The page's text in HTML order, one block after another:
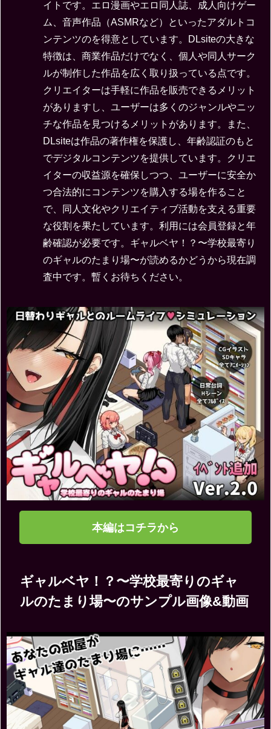
イトです。エロ漫画やエロ同人誌、成人向けゲー
ム、音声作品（ASMRなど）といったアダルトコ
ンテンツのを得意としています。DLsiteの大きな
特徴は、商業作品だけでなく、個人や同人サーク
ルが制作した作品を広く取り扱っている点です。
クリエイターは手軽に作品を販売できるメリット
がありますし、ユーザーは多くのジャンルやニッ
チな作品を見つけるメリットがあります。また、
DLsiteは作品の著作権を保護し、年齢認証のもと
でデジタルコンテンツを提供しています。クリエ
イターの収益源を確保しつつ、ユーザーに安全か
つ合法的にコンテンツを購入する場を作ること
で、同人文化やクリエイティブ活動を支える重要
な役割を果たしています。利用には会員登録と年
齢確認が必要です。ギャルベヤ！？〜学校最寄り
のギャルのたまり場〜が読めるかどうから現在調
査中です。暫くお待ちください。
本編はコチラから
ギャルベヤ！？〜学校最寄りのギャ
ルのたまり場〜のサンプル画像&動画